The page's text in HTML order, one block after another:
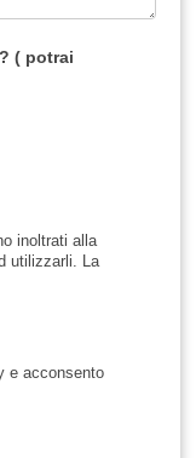
( potrai
inoltrati alla
utilizzarli. La
e acconsento